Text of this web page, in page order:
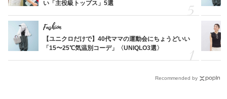
い「主役級トップス」5選
Fashion
【ユニクロだけで】40代ママの運動会にちょうどいい
「15〜25℃気温別コーデ」〈UNIQLO3選〉
Recommended by